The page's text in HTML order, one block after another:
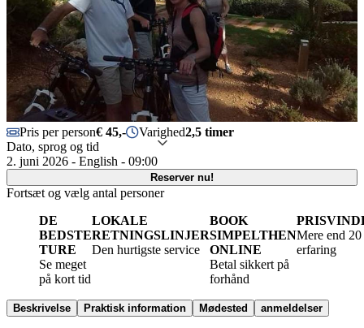
Pris per person€ 45,- Varighed2,5 timer
Dato, sprog og tid
2. juni 2026 - English - 09:00
Reserver nu!
Fortsæt og vælg antal personer
DE
BEDSTE
TURE
Se meget
på kort tid
LOKALE
RETNINGSLINJER
Den hurtigste service
BOOK
SIMPELTHEN
ONLINE
Betal sikkert på
forhånd
Mere end 20
erfaring
Beskrivelse Praktisk information Mødested anmeldelser